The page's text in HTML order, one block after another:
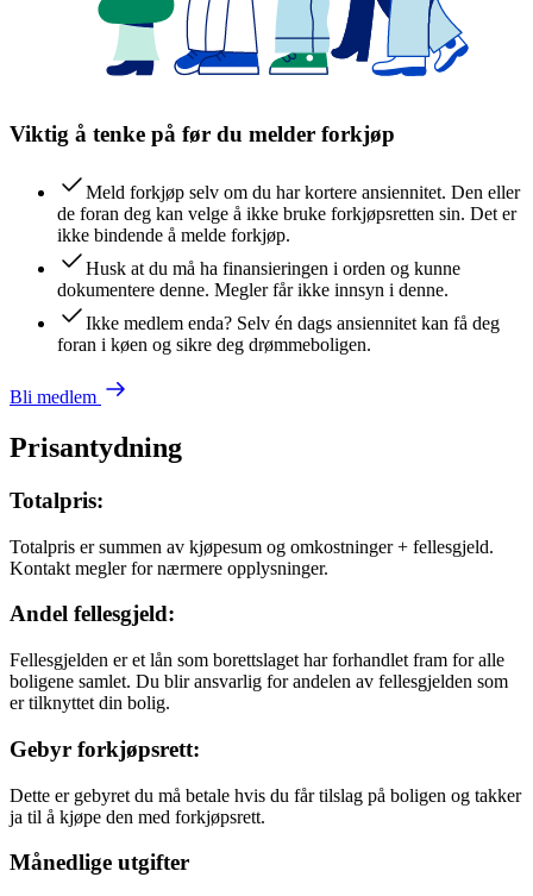
Viktig å tenke på før du melder forkjøp
Meld forkjøp selv om du har kortere ansiennitet. Den eller
de foran deg kan velge å ikke bruke forkjøpsretten sin. Det er
ikke bindende å melde forkjøp.
Husk at du må ha finansieringen i orden og kunne
dokumentere denne. Megler får ikke innsyn i denne.
Ikke medlem enda? Selv én dags ansiennitet kan få deg
foran i køen og sikre deg drømmeboligen.
Bli medlem
Prisantydning
Totalpris:
Totalpris er summen av kjøpesum og omkostninger + fellesgjeld.
Kontakt megler for nærmere opplysninger.
Andel fellesgjeld:
Fellesgjelden er et lån som borettslaget har forhandlet fram for alle
boligene samlet. Du blir ansvarlig for andelen av fellesgjelden som
er tilknyttet din bolig.
Gebyr forkjøpsrett:
Dette er gebyret du må betale hvis du får tilslag på boligen og takker
ja til å kjøpe den med forkjøpsrett.
Månedlige utgifter